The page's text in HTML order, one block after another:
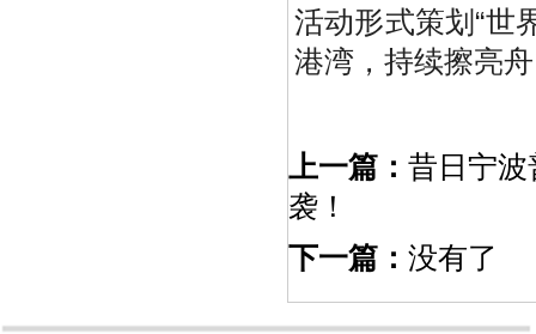
活动形式策划“世
港湾，持续擦亮
上一篇： 昔日宁波
袭！
下一篇： 没有了